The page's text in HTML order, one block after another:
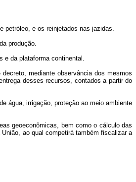
petróleo, e os reinjetados nas jazidas.
produção.
e da plataforma continental.
mediante observância dos mesmos
desses recursos, contados a partir do
água, irrigação, proteção ao meio ambiente
geoeconômicas, bem como o cálculo das
ao qual competirá também fiscalizar a